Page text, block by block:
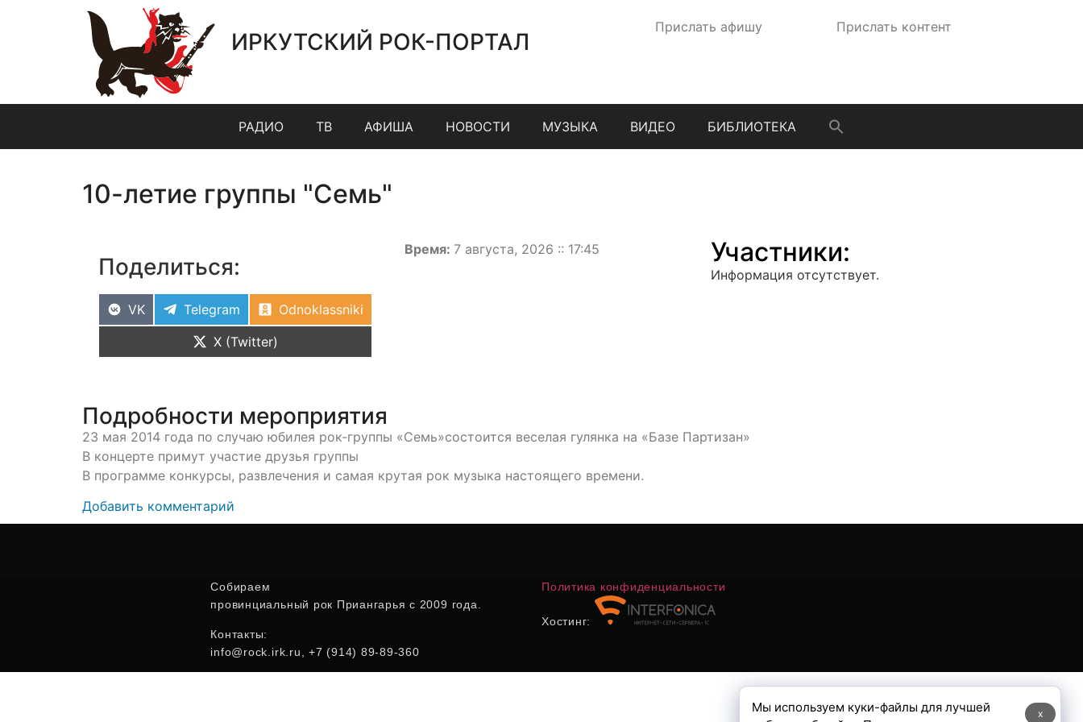
ИРКУТСКИЙ РОК-ПОРТАЛ
Прислать афишу Прислать контент
РАДИО ТВ АФИША НОВОСТИ МУЗЫКА ВИДЕО БИБЛИОТЕКА
10-летие группы "Семь"
Поделиться:
VK Telegram
Odnoklassniki
X (Twitter)
Время: 7 августа, 2026 :: 17:45 Участники:
Информация отсутствует.
Подробности мероприятия
23 мая 2014 года по случаю юбилея рок-группы «Семь»состоится веселая гулянка на «Базе Партизан»
В концерте примут участие друзья группы
В программе конкурсы, развлечения и самая крутая рок музыка настоящего времени.
Добавить комментарий
Собираем
провинциальный рок Приангарья с 2009 года.
Контакты:
info@rock.irk.ru, +7 (914) 89-89-360
Политика конфиденциальности
Хостинг:
x
Мы используем куки-файлы для лучшей